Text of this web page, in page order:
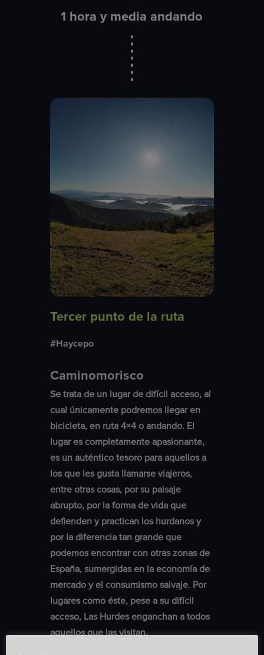
1 hora y media andando
Tercer punto de la ruta
#Haycepo
Caminomorisco
Se trata de un lugar de difícil acceso, al
cual únicamente podremos llegar en
bicicleta, en ruta 4×4 o andando. El
lugar es completamente apasionante,
es un auténtico tesoro para aquellos a
los que les gusta llamarse viajeros,
entre otras cosas, por su paisaje
abrupto, por la forma de vida que
defienden y practican los hurdanos y
por la diferencia tan grande que
podemos encontrar con otras zonas de
España, sumergidas en la economía de
mercado y el consumismo salvaje. Por
lugares como éste, pese a su difícil
acceso, Las Hurdes enganchan a todos
aquellos que las visitan.